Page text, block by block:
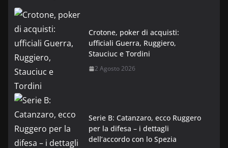
Crotone, poker di acquisti:
ufficiali Guerra, Ruggiero,
Stauciuc e Tordini
2 Agosto 2026
Serie B: Catanzaro, ecco Ruggero
per la difesa – i dettagli
dell’accordo con lo Spezia